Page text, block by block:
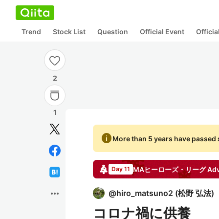
Trend Stock List Question Official Event
2
1
more_horiz
infoMore than 5 years have passed
Day 11 MAヒーローズ・リーグ
@hiro_matsuno2 (松野 弘法)
コロナ禍に供養